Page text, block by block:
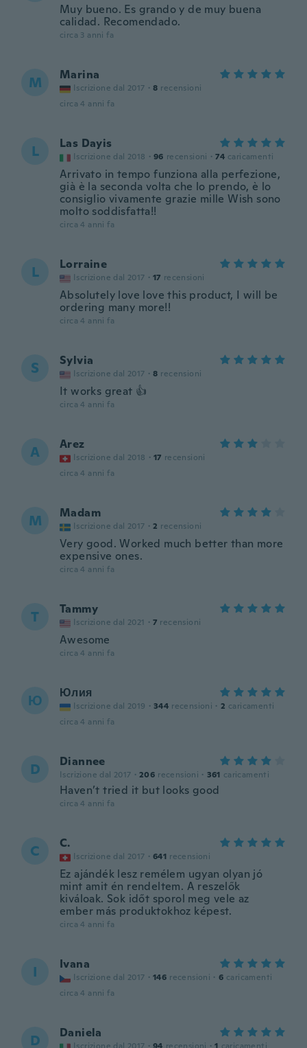
Muy bueno. Es grando y de muy buena
calidad. Recomendado.
circa 3 anni fa
M Marina
Iscrizione dal 2017 · 8 recensioni
circa 4 anni fa
L Las Dayis
Iscrizione dal 2018 · 96 recensioni · 74 caricamenti
Arrivato in tempo funziona alla perfezione,
già è la seconda volta che lo prendo, è lo
consiglio vivamente grazie mille Wish sono
molto soddisfatta!!
circa 4 anni fa
L Lorraine
Iscrizione dal 2017 · 17 recensioni
Absolutely love love this product, I will be
ordering many more!!
circa 4 anni fa
S Sylvia
Iscrizione dal 2017 · 8 recensioni
It works great 👍
circa 4 anni fa
A Arez
Iscrizione dal 2018 · 17 recensioni
circa 4 anni fa
M Madam
Iscrizione dal 2017 · 2 recensioni
Very good. Worked much better than more
expensive ones.
circa 4 anni fa
T Tammy
Iscrizione dal 2021 · 7 recensioni
Awesome
circa 4 anni fa
Ю Юлия
Iscrizione dal 2019 · 344 recensioni · 2 caricamenti
circa 4 anni fa
D Diannee
Iscrizione dal 2017 · 206 recensioni · 361 caricamenti
Haven’t tried it but looks good
circa 4 anni fa
C C.
Iscrizione dal 2017 · 641 recensioni
Ez ajándék lesz remélem ugyan olyan jó
mint amit én rendeltem. A reszelők
kiváloak. Sok időt sporol meg vele az
ember más produktokhoz képest.
circa 4 anni fa
I Ivana
Iscrizione dal 2017 · 146 recensioni · 6 caricamenti
circa 4 anni fa
D Daniela